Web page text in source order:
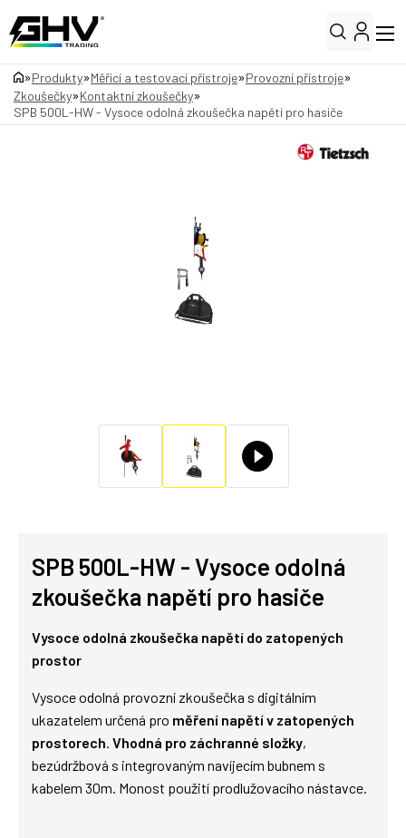
»Produkty»Měřicí a testovací přístroje»Provozní přístroje»
Zkoušečky»Kontaktní zkoušečky»
SPB 500L-HW - Vysoce odolná zkoušečka napětí pro hasiče
SPB 500L-HW - Vysoce odolná
zkoušečka napětí pro hasiče
Vysoce odolná zkoušečka napětí do zatopených
prostor
Vysoce odolná provozní zkoušečka s digitálním
ukazatelem určená pro měření napětí v zatopených
prostorech. Vhodná pro záchranné složky,
bezúdržbová s integrovaným navíjecím bubnem s
kabelem 30m. Monost použití prodlužovacího nástavce.